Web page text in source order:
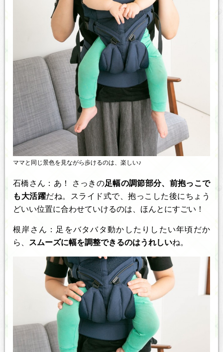
ママと同じ景色を見ながら歩けるのは、楽しい♪
石橋さん：あ！ さっきの足幅の調節部分、前抱っこで
も大活躍だね。スライド式で、抱っこした後にちょう
どいい位置に合わせていけるのは、ほんとにすごい！
根岸さん：足をバタバタ動かしたりしたい年頃だか
ら、
スムーズに幅を調整できるのはうれしいね。